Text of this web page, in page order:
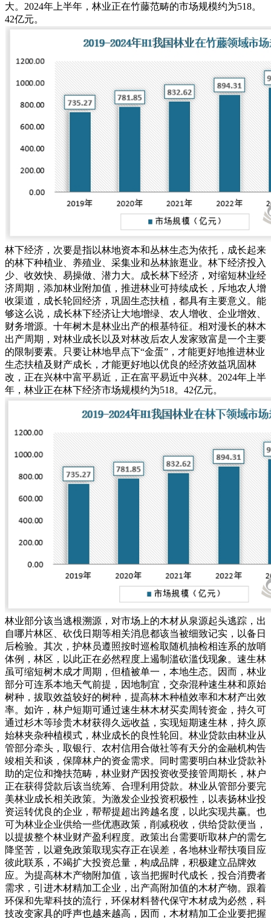
大。2024年上半年，林业正在竹藤范畴的市场规模约为518。
42亿元。
林下经济，次要是指以林地资本和丛林生态为依托，成长起来
的林下种植业、养殖业、采集业和丛林旅逛业。林下经济投入
少、收效快、易操做、潜力大。成长林下经济，对缩短林业经
济周期，添加林业附加值，推进林业可持续成长，斥地农人增
收渠道，成长轮回经济，巩固生态扶植，都具有主要意义。能
够这么说，成长林下经济让大地增绿、农人增收、企业增效、
财务增源。十年树木是林业出产的根基特征。相对漫长的林木
出产周期，对林业成长以及对林改后农人发家致富是一个主要
的限制要素。只要让林地早点下“金蛋”，才能更好地推进林业
生态扶植及财产成长，才能更好地以优良的经济效益巩固林
改，正在兴林中富平易近，正在富平易近中兴林。2024年上半
年，林业正在林下经济市场规模约为518。42亿元。
林业部分该当逃根溯源，对市场上的木材从泉源起头逃踪，出
自哪片林区、砍伐日期等相关消息都该当被细致记实，以备日
后检验。其次，护林员遵照按时巡检取随机抽检相连系的放哨
体例，林区，以此正在必然程度上遏制滥砍滥伐现象。速生林
虽可缩短树木成才周期，但植被单一，本地生态。因而，林业
部分可连系本地天气前提，因地制宜，交杂混种速生林和原始
树种，拔取效益较好的树种，提高林木种植效率和木材产出效
率。如许，林户短期可通过速生林木材买卖周转资金，持久可
通过杉木等珍贵木材获得久远收益，实现短期速生林，持久原
始林夹杂种植模式，林业成长的良性轮回。林业贷款由林业从
管部分牵头，取银行、农村信用合做社等有天分的金融机构告
竣相关和谈，保障林户的资金需求。同时需要明白林业贷款补
助的定位和搀扶范畴，林业财产因投资收受接管周期长，林户
正在获得贷款后该当统筹、合理利用贷款。林业从管部分要完
美林业成长相关政策。为激发企业投资积极性，以表扬林业投
资运转优良的企业，帮帮提超出跨越名度，以此实现共赢。也
可为林业企业供给一些优惠政策，削减税收，供给贷款便当，
以提拔整个林业财产盈利程度。政策出台需要听取林户的需乞
降坚苦，以避免政策取现实存正在误差，各地林业帮扶项目应
彼此联系，不竭扩大投资总量，构成品牌，积极建立品牌效
应。为提高林木产物附加值，该当把握时代成长，投合消费者
需求，引进木材精加工企业，出产高附加值的木材产物。跟着
环保和先辈科技的流行，环保材料替代保守木材成为必然，科
技改变家具的呼声也越来越高，因而，木材精加工企业要把握